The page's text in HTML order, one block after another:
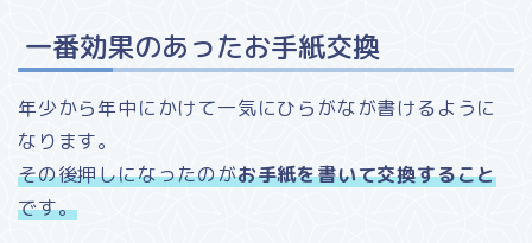
一番効果のあったお手紙交換
年少から年中にかけて一気にひらがなが書けるように
なります。
その後押しになったのがお手紙を書いて交換すること
です。